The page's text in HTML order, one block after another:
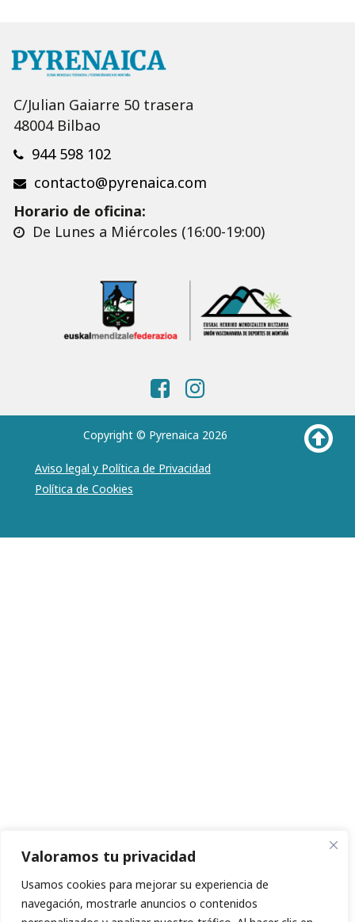
Valoramos tu privacidad
Usamos cookies para mejorar su experiencia de
navegación, mostrarle anuncios o contenidos
C/Julian Gaiarre 50 trasera
48004 Bilbao
944 598 102
contacto@pyrenaica.com
Horario de oficina:
De Lunes a Miércoles (16:00-19:00)
Copyright © Pyrenaica 2026
Aviso legal y Política de Privacidad
Política de Cookies